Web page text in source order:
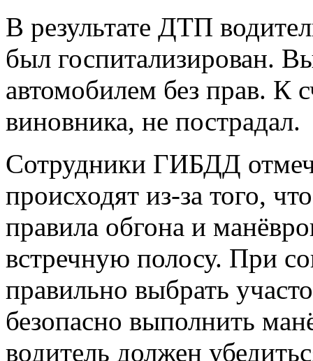
В результате ДТП
был госпитализирован.
автомобилем без прав. К
виновника, не пострадал.
Сотрудники ГИБДД
происходят из-за того,
правила обгона и
встречную полосу. При
правильно выбрать
безопасно выполнить
водитель должен